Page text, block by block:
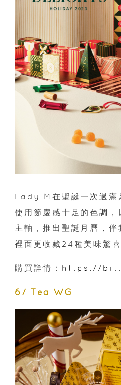
Lady M在聖誕一次過滿
使用節慶感十足的色調，
主軸，推出聖誕月曆，伴
裡面更收藏24種美味驚喜
購買詳情： https://
6/ Tea WG